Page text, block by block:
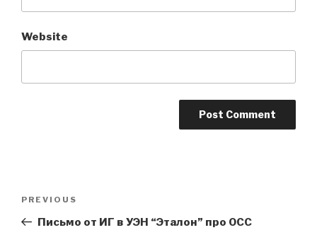
Website
Previous
Post
PREVIOUS
Письмо от ИГ в УЭН “Эталон” про ОСС